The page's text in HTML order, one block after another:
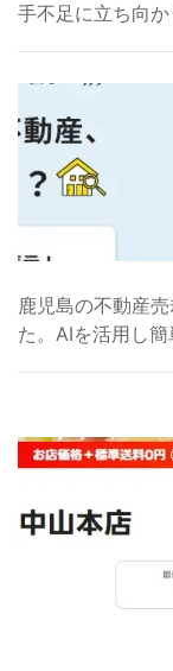
手不足に立ち向
鹿児島の不動産
た。AIを活用し簡